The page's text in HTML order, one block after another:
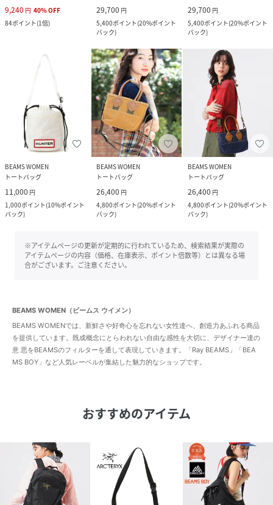
9,240 円 40%OFF
84ポイント(1倍)
29,700 円
5,400ポイント(20%ポイント
バック)
29,700 円
5,400ポイント(20%ポイント
バック)
BEAMS WOMEN
トートバッグ
11,000 円
1,000ポイント(10%ポイント
バック)
BEAMS WOMEN
トートバッグ
26,400 円
4,800ポイント(20%ポイント
バック)
BEAMS WOMEN
トートバッグ
26,400 円
4,800ポイント(20%ポイント
バック)
※アイテムページの更新が定期的に行われているため、検索結果が実際の
アイテムページの内容（価格、在庫表示、ポイント倍数等）とは異なる場
合がございます。ご注意ください。
BEAMS WOMEN（ビームス ウイメン）
BEAMS WOMENでは、新鮮さや好奇心を忘れない女性達へ、創造力あふれる商品
を提供しています。既成概念にとらわれない自由な感性を大切に、デザイナー達の
意 思をBEAMSのフィルターを通して表現していきます。「Ray BEAMS」「BEA
MS BOY」など人気レーベルが集結した魅力的なショップです。
おすすめのアイテム